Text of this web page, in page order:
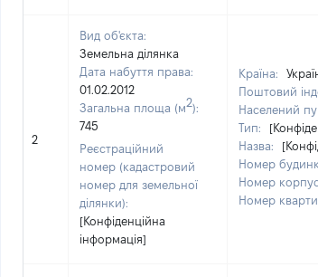
2
Вид об'єкта:
Земельна ділянка
Дата набуття права:
01.02.2012
Загальна площа (м2):
745
Реєстраційний
номер (кадастровий
номер для земельної
ділянки):
[Конфіденційна
інформація]
Країна:
Поштовий
Населений
Тип:
Назва:
Номер
Номер
Номер